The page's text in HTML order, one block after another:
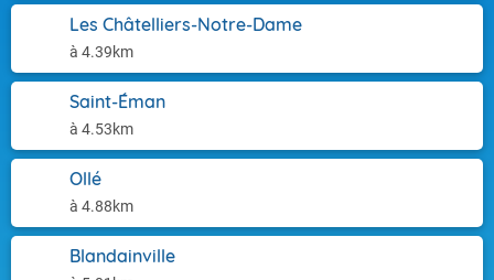
Les Châtelliers-Notre-Dame
à 4.39km
Saint-Éman
à 4.53km
Ollé
à 4.88km
Blandainville